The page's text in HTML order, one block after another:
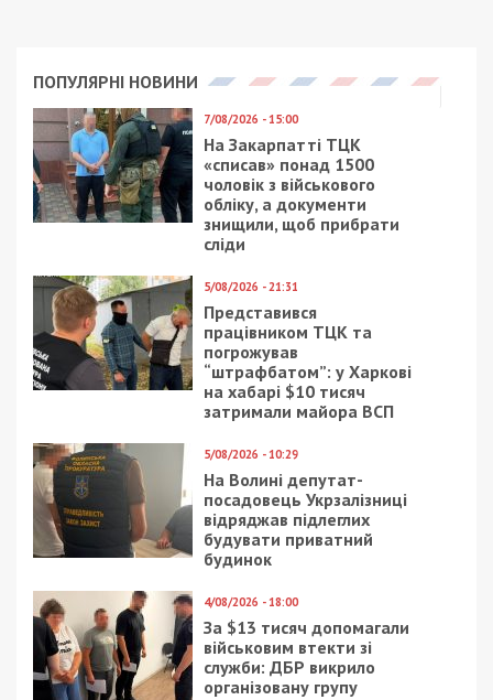
ПОПУЛЯРНІ НОВИНИ
7/08/2026 - 15:00
На Закарпатті ТЦК
«списав» понад 1500
чоловік з військового
обліку, а документи
знищили, щоб прибрати
сліди
5/08/2026 - 21:31
Представився
працівником ТЦК та
погрожував
“штрафбатом”: у Харкові
на хабарі $10 тисяч
затримали майора ВСП
5/08/2026 - 10:29
На Волині депутат-
посадовець Укрзалізниці
відряджав підлеглих
будувати приватний
будинок
4/08/2026 - 18:00
За $13 тисяч допомагали
військовим втекти зі
служби: ДБР викрило
організовану групу